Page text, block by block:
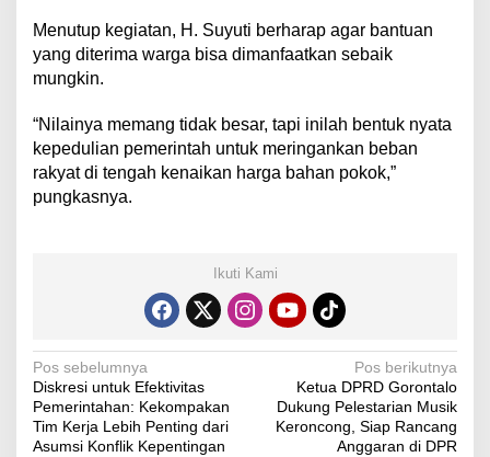
Menutup kegiatan, H. Suyuti berharap agar bantuan
yang diterima warga bisa dimanfaatkan sebaik
mungkin.
“Nilainya memang tidak besar, tapi inilah bentuk nyata
kepedulian pemerintah untuk meringankan beban
rakyat di tengah kenaikan harga bahan pokok,”
pungkasnya.
Ikuti Kami
N
a
v
Pos sebelumnya
Diskresi untuk Efektivitas
Pemerintahan: Kekompakan
Tim Kerja Lebih Penting dari
Asumsi Konflik Kepentingan
Pos berikutnya
Ketua DPRD Gorontalo
Dukung Pelestarian Musik
Keroncong, Siap Rancang
Anggaran di DPR